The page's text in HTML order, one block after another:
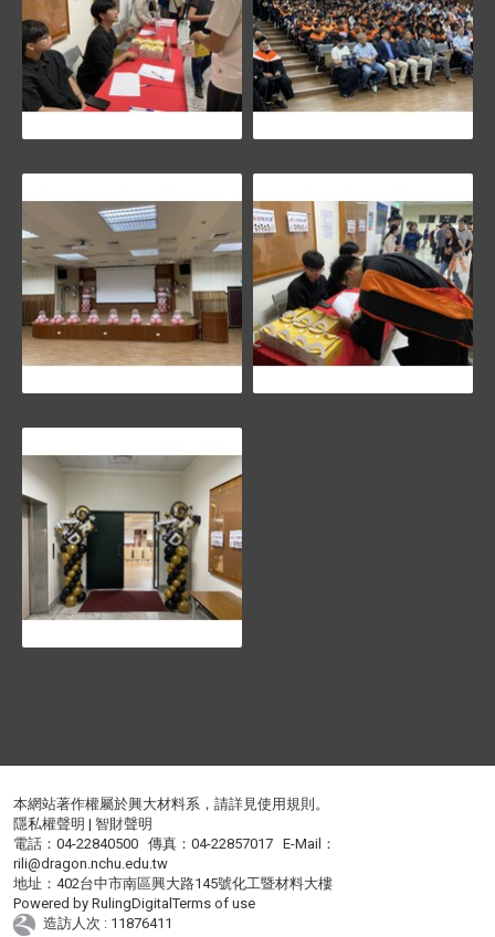
本網站著作權屬於興大材料系，請詳見使用規則 。
隱私權聲明 |智財聲明
電話：04-22840500 傳真：04-22857017 E-Mail：
rili@dragon.nchu.edu.tw
地址：402台中市南區興大路145號化工暨材料大樓
Powered byRulingDigitalTerms of use
造訪人次 : 11876411